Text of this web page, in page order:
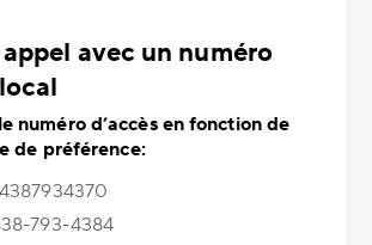
avec un numéro
numéro d’accès en fonction de
de préférence:
793-4384